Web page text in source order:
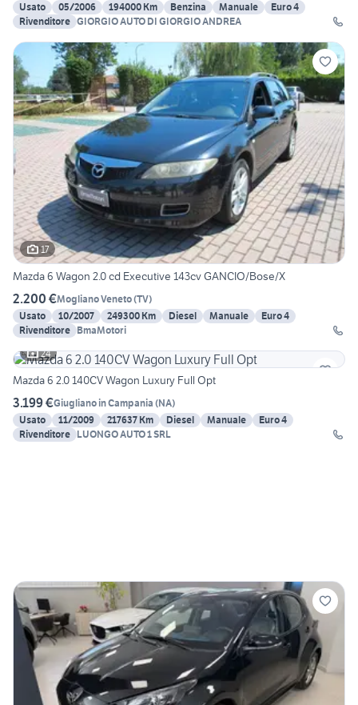
Usato
05/2006 194000 Km Benzina Manuale
Euro 4
Rivenditore GIORGIO AUTO DI GIORGIO ANDREA
17
Mazda 6 Wagon 2.0 cd Executive 143cv GANCIO/Bose/X
2.200 €Mogliano Veneto(TV)
Usato
10/2007 249300 Km Diesel Manuale
Euro 4
Rivenditore BmaMotori
24
Mazda 6 2.0 140CV Wagon Luxury Full Opt
3.199 €Giugliano in Campania (NA)
Usato
11/2009 217637 Km Diesel Manuale
Euro 4
Rivenditore LUONGO AUTO 1 SRL